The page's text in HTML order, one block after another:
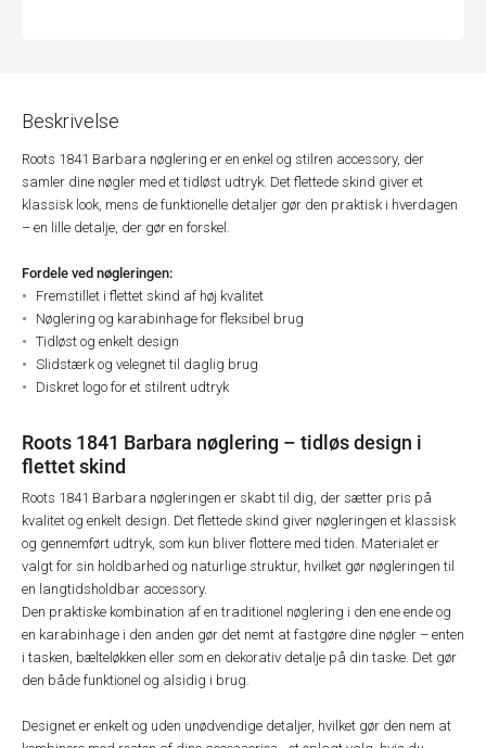
Beskrivelse
Roots 1841 Barbara nøglering er en enkel og stilren accessory, der
samler dine nøgler med et tidløst udtryk. Det flettede skind giver et
klassisk look, mens de funktionelle detaljer gør den praktisk i hverdagen
– en lille detalje, der gør en forskel.
Fordele ved nøgleringen:
Fremstillet i flettet skind af høj kvalitet
Nøglering og karabinhage for fleksibel brug
Tidløst og enkelt design
Slidstærk og velegnet til daglig brug
Diskret logo for et stilrent udtryk
Roots 1841 Barbara nøglering – tidløs design i
flettet skind
Roots 1841 Barbara nøgleringen er skabt til dig, der sætter pris på
kvalitet og enkelt design. Det flettede skind giver nøgleringen et klassisk
og gennemført udtryk, som kun bliver flottere med tiden. Materialet er
valgt for sin holdbarhed og naturlige struktur, hvilket gør nøgleringen til
en langtidsholdbar accessory.
Den praktiske kombination af en traditionel nøglering i den ene ende og
en karabinhage i den anden gør det nemt at fastgøre dine nøgler – enten
i tasken, bælteløkken eller som en dekorativ detalje på din taske. Det gør
den både funktionel og alsidig i brug.
Designet er enkelt og uden unødvendige detaljer, hvilket gør den nem at